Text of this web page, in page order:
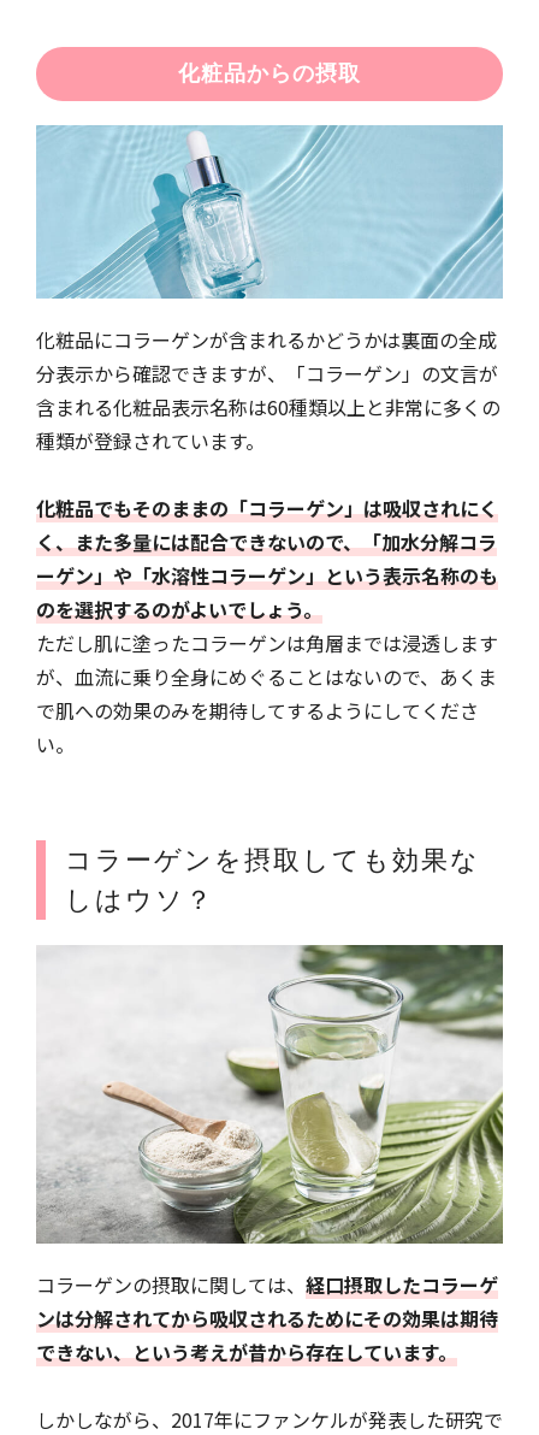
化粧品からの摂取
化粧品にコラーゲンが含まれるかどうかは裏面の全成
分表示から確認できますが、「コラーゲン」の文言が
含まれる化粧品表示名称は60種類以上と非常に多くの
種類が登録されています。
化粧品でもそのままの「コラーゲン」は吸収されにく
く、また多量には配合できないので、「加水分解コラ
ーゲン」や「水溶性コラーゲン」という表示名称のも
のを選択するのがよいでしょう。
ただし肌に塗ったコラーゲンは角層までは浸透します
が、血流に乗り全身にめぐることはないので、あくま
で肌への効果のみを期待してするようにしてくださ
い。
コラーゲンを摂取しても効果な
しはウソ？
コラーゲンの摂取に関しては、 経口摂取したコラーゲ
ンは分解されてから吸収されるためにその効果は期待
できない、という考えが昔から存在しています。
しかしながら、2017年にファンケルが発表した研究で